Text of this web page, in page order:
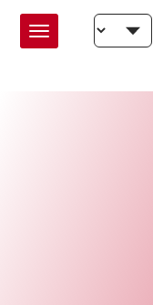
Select your language